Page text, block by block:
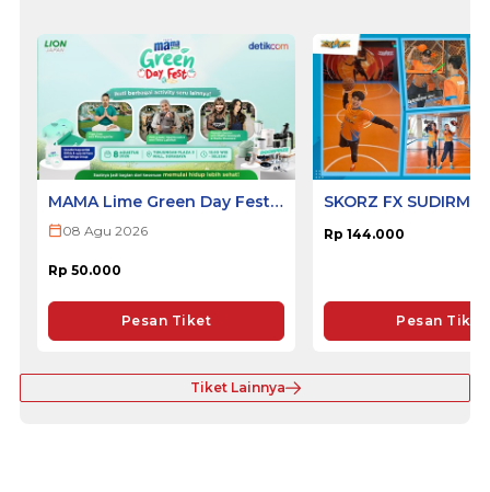
MAMA Lime Green Day Fest
2026 - SURABAYA
08 Agu 2026
Rp 50.000
Pesan Tiket
SKORZ FX
Rp 144.000
Pesan Tiket
Tiket Lainnya